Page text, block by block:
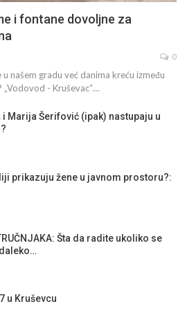
i fontane dovoljne za
0
našem gradu već danima kreću između
„Vodovod - Kruševac“…
i Marija Šerifović (ipak) nastupaju u
prikazuju žene u javnom prostoru?:
Šta da radite ukoliko se
u Kruševcu